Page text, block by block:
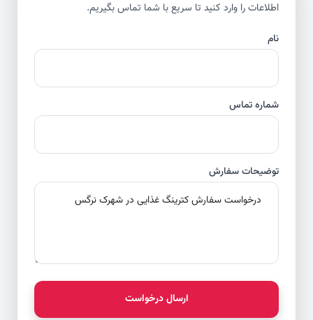
اطلاعات را وارد کنید تا سریع با شما تماس بگیریم.
شماره تماس
توضیحات سفارش
ارسال درخواست